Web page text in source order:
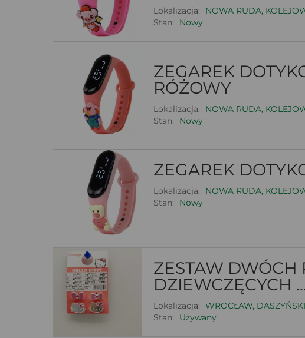
Lokalizacja:
NOWA RUDA,
Stan:
Nowy
ZEGAREK
RÓŻOWY
Lokalizacja:
NOWA RUDA,
Stan:
Nowy
ZEGAREK
Lokalizacja:
NOWA RUDA,
Stan:
Nowy
ZESTAW DWÓCH
DZIEWCZĘCYCH
Lokalizacja: WROCŁAW,
Stan:
Używany